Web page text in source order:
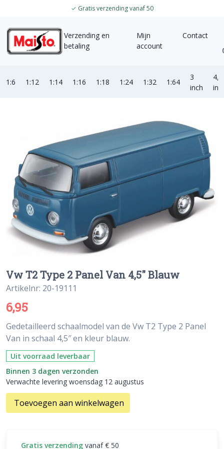
✓ Gratis verzending vanaf 50
Verzending en
betaling
Mijn
account
Contact
1:6 1:12 1:14 1:16 1:18 1:24 1:32 1:64
3
inch
4,5
Vw T2 Type 2 Panel Van 4,5″ Blauw
Artikelnr: 20-19111
6,95
Gedetailleerd schaalmodel van de Vw T2 Type 2 Panel
Van in schaal 4,5″ en kleur blauw.
Uit voorraad leverbaar
Binnen 3 dagen verzonden
Verwachte levering woensdag 12 augustus
Toevoegen aan winkelwagen
Gratis verzending vanaf € 50